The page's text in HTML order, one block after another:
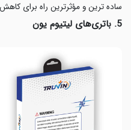
ساده ترین و مؤثرترین راه برای
5. باتری‌های لیتیوم یون